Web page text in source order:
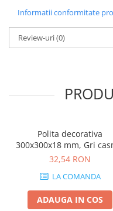
Informatii conformitate
Review-uri(0)
Polita decorativa
300x300x18 mm, Gri
U702 ST9, grosime 18
32,54 RON
LA COMANDA
ADAUGA IN COS